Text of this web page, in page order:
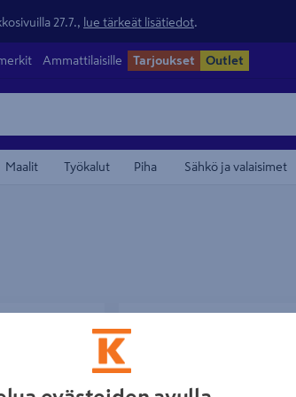
27.7., lue tärkeät lisätiedot
Ammattilaisille Tarjoukset Outlet
Maalit Työkalut Piha Sähkö ja valaisimet
12V-4-23 C
Tarkastuskamera Bosch GIC
L-Boxx